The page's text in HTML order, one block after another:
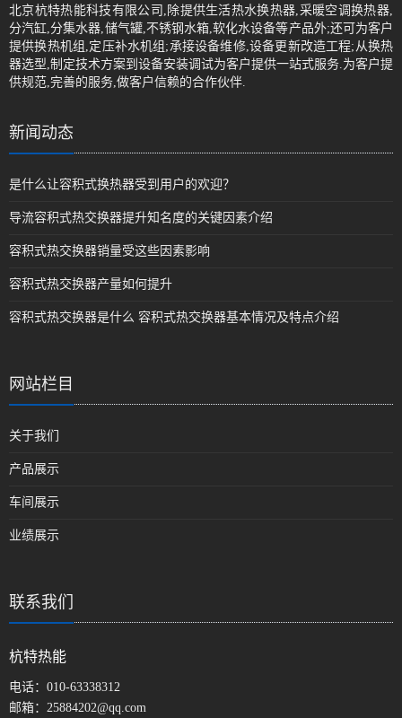
北京杭特热能科技有限公司,除提供生活热水换热器,采暖空调换热器,
分汽缸,分集水器,储气罐,不锈钢水箱,软化水设备等产品外;还可为客户
提供换热机组,定压补水机组;承接设备维修,设备更新改造工程;从换热
器选型,制定技术方案到设备安装调试为客户提供一站式服务.为客户提
供规范,完善的服务,做客户信赖的合作伙伴.
新闻动态
是什么让容积式换热器受到用户的欢迎？
导流容积式热交换器提升知名度的关键因素介绍
容积式热交换器销量受这些因素影响
容积式热交换器产量如何提升
容积式热交换器是什么 容积式热交换器基本情况及特点介绍
网站栏目
关于我们
产品展示
车间展示
业绩展示
联系我们
杭特热能
电话： 010-63338312
邮箱： 25884202@qq.com